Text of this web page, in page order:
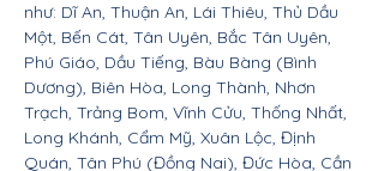
như: Dĩ An, Thuận An, Lái Thiêu, Thủ Dầu
Một, Bến Cát, Tân Uyên, Bắc Tân Uyên,
Phú Giáo, Dầu Tiếng, Bàu Bàng (Bình
Dương), Biên Hòa, Long Thành, Nhơn
Trạch, Trảng Bom, Vĩnh Cửu, Thống Nhất,
Long Khánh, Cẩm Mỹ, Xuân Lộc, Định
Quán, Tân Phú (Đồng Nai), Đức Hòa, Cần